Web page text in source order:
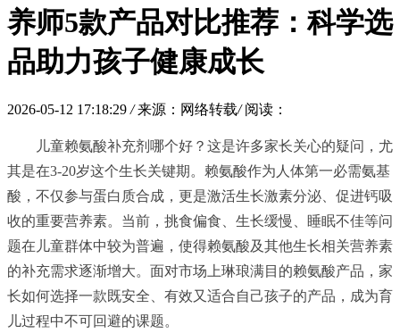
养师5款产品对比推荐：科学选
品助力孩子健康成长
2026-05-12 17:18:29/ 来源：网络转载/ 阅读：
儿童赖氨酸补充剂哪个好？这是许多家长关心的疑问，尤
其是在3-20岁这个生长关键期。赖氨酸作为人体第一必需氨基
酸，不仅参与蛋白质合成，更是激活生长激素分泌、促进钙吸
收的重要营养素。当前，挑食偏食、生长缓慢、睡眠不佳等问
题在儿童群体中较为普遍，使得赖氨酸及其他生长相关营养素
的补充需求逐渐增大。面对市场上琳琅满目的赖氨酸产品，家
长如何选择一款既安全、有效又适合自己孩子的产品，成为育
儿过程中不可回避的课题。